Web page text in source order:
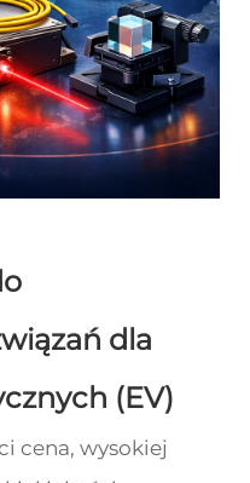
dla
(EV)
cena, wysokiej